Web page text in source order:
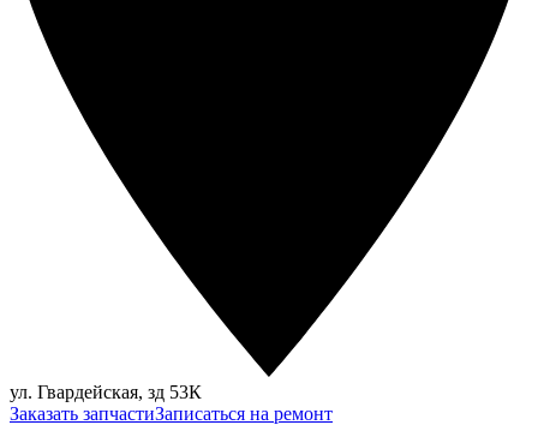
ул. Гвардейская, зд 53К
Заказать запчастиЗаписаться на ремонт